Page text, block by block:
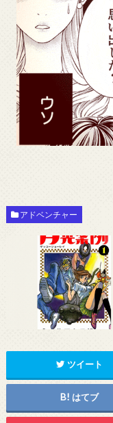
アドベンチャー
ツイート
はてブ